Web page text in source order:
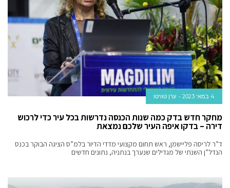
4 במאי 2023 ערן טוויטו
מחקר חדש בדק כמה שנות הכנסה נדרשות בכל עיר כדי לרכוש
דירה – בדקו איפה העיר שלכם נמצאת
ד”ר לריסה פליישמן, ראש תחום מקצועי מדדי הדיור בלמ”ס הציגה הבוקר בכנס
הנדל”ן השנתי של מגדילים שנערך בנתניה, נתונים חדשים